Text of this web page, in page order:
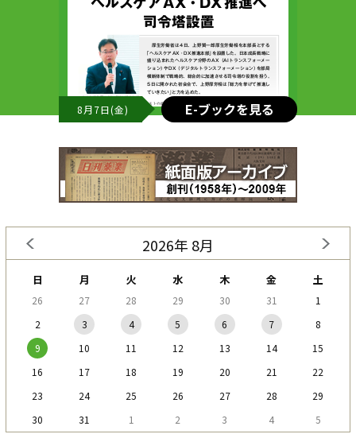
8月7日(金) E-ブックを見る
2026年 8月
日 月 火 水 木 金 土
26 27 28 29 30 31
1
2
3 4 5 6 7
8
9
10 11 12 13 14
15
16
17 18 19 20 21
22
23
24 25 26 27 28
29
30
31 1 2 3 4 5